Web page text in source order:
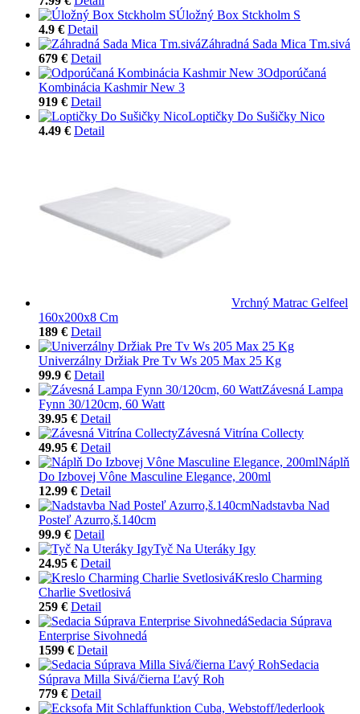
Úložný Box Stckholm S
4.9 € Detail
Záhradná Sada Mica Tm.sivá
679 € Detail
Odporúčaná
Kombinácia Kashmir New 3
919 € Detail
Loptičky Do Sušičky Nico
4.49 € Detail
Vrchný Matrac Gelfeel
160x200x8 Cm
189 € Detail
Univerzálny Držiak Pre Tv Ws 205 Max 25 Kg
99.9 € Detail
Závesná Lampa
Fynn 30/120cm, 60 Watt
39.95 € Detail
Závesná Vitrína Collecty
49.95 € Detail
Náplň
Do Izbovej Vône Masculine Elegance, 200ml
12.99 € Detail
Nadstavba Nad
Posteľ Azurro,š.140cm
99.9 € Detail
Tyč Na Uteráky Igy
24.95 € Detail
Kreslo Charming
Charlie Svetlosivá
259 € Detail
Sedacia Súprava
Enterprise Sivohnedá
1599 € Detail
Sedacia
Súprava Milla Sivá/čierna Ľavý Roh
779 € Detail